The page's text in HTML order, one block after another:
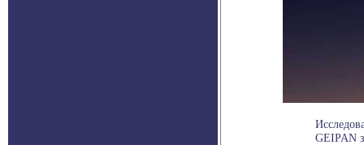
GEIPAN